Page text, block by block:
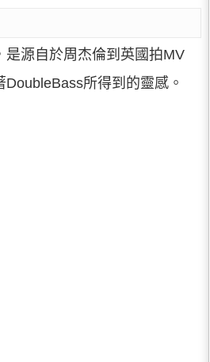
是源自於周杰倫到英國拍MV
所得到的靈感。